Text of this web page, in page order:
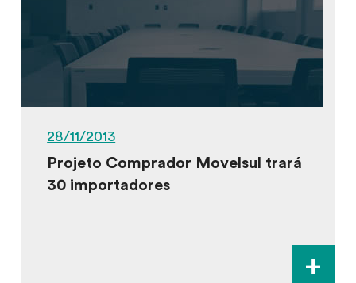
28/11/2013
Projeto Comprador Movelsul trará
30 importadores
+